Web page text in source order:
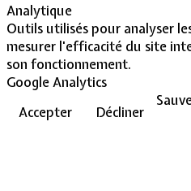
Analytique
Outils utilisés pour analyser
mesurer l'efficacité du site
son fonctionnement.
Google Analytics
Accepter
Décliner